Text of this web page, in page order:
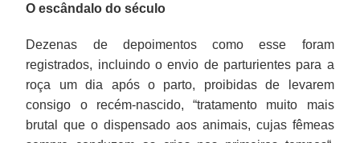
O escândalo do século
Dezenas de depoimentos como esse foram
registrados, incluindo o envio de parturientes para a
roça um dia após o parto, proibidas de levarem
consigo o recém-nascido, “tratamento muito mais
brutal que o dispensado aos animais, cujas fêmeas